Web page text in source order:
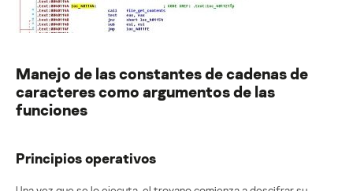
Manejo de las constantes de cadenas de
caracteres como argumentos de las
funciones
Principios operativos